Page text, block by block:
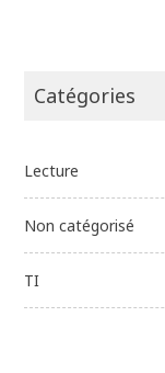
Catégories
Lecture
Non catégorisé
TI